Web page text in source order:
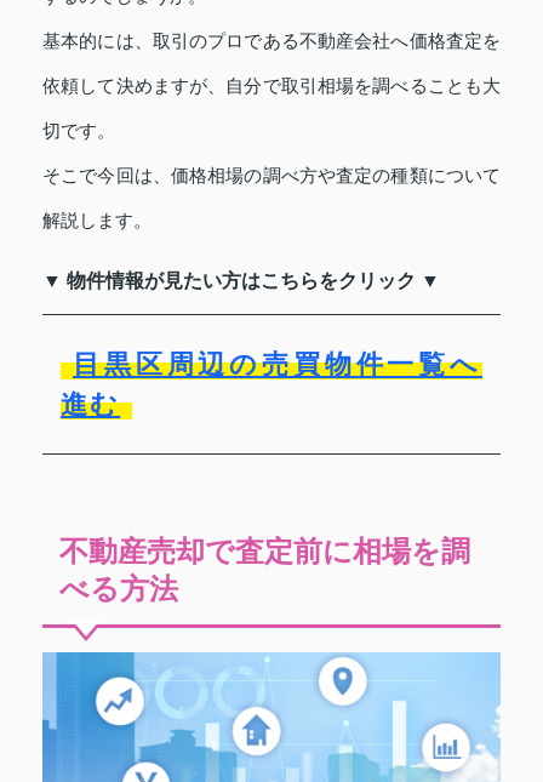
基本的には、取引のプロである不動産会社へ価格査定を
依頼して決めますが、自分で取引相場を調べることも大
切です。
そこで今回は、価格相場の調べ方や査定の種類について
解説します。
▼ 物件情報が見たい方はこちらをクリック ▼
目黒区周辺の売買物件一覧へ
進む
不動産売却で査定前に相場を調
べる方法